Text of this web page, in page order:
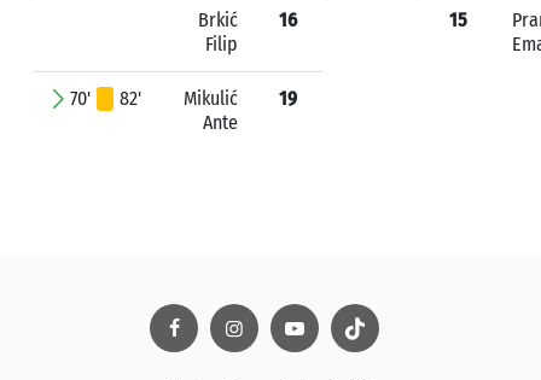
Brkić
Filip
16
70' 82'
Mikulić
Ante
19
15